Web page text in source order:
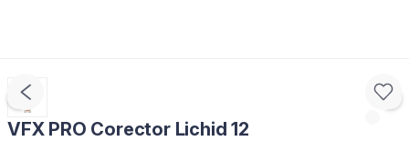
VFX PRO Corector Lichid 12